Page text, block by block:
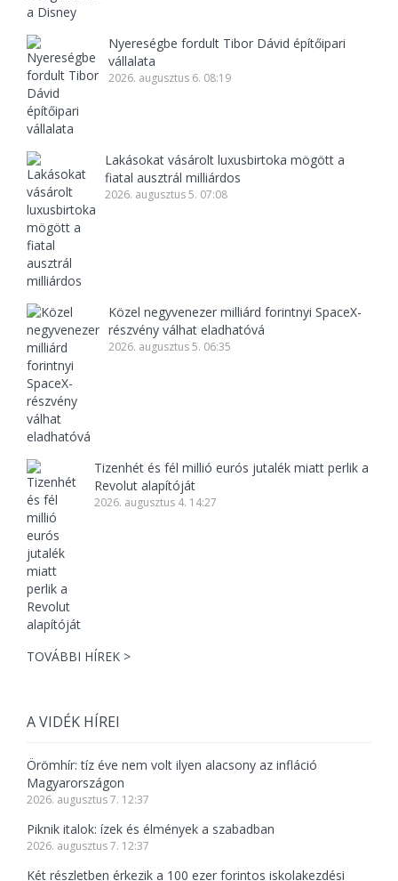
Nyereségbe fordult Tibor Dávid építőipari
vállalata
2026. augusztus 6. 08:19
Lakásokat vásárolt luxusbirtoka mögött a
fiatal ausztrál milliárdos
2026. augusztus 5. 07:08
Közel negyvenezer milliárd forintnyi SpaceX-
részvény válhat eladhatóvá
2026. augusztus 5. 06:35
Tizenhét és fél millió eurós jutalék miatt perlik a
Revolut alapítóját
2026. augusztus 4. 14:27
TOVÁBBI HÍREK >
A VIDÉK HÍREI
Örömhír: tíz éve nem volt ilyen alacsony az infláció
Magyarországon
2026. augusztus 7. 12:37
Piknik italok: ízek és élmények a szabadban
2026. augusztus 7. 12:37
Két részletben érkezik a 100 ezer forintos iskolakezdési